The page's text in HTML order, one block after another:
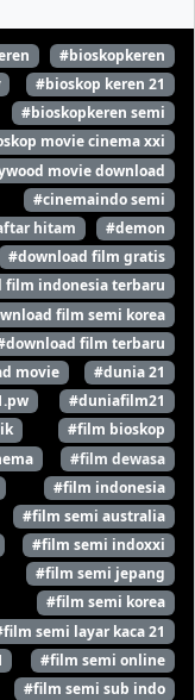
#bioskopkeren
#bioskop keren 21
#bioskopkeren semi
movie cinema xxi
movie download
#cinemaindo semi
hitam
#demon
#download film gratis
film indonesia terbaru
film semi korea
film terbaru
movie
#dunia 21
#duniafilm21
#film bioskop
#film dewasa
#film indonesia
#film semi australia
#film semi indoxxi
#film semi jepang
#film semi korea
semi layar kaca 21
#film semi online
#film semi sub indo